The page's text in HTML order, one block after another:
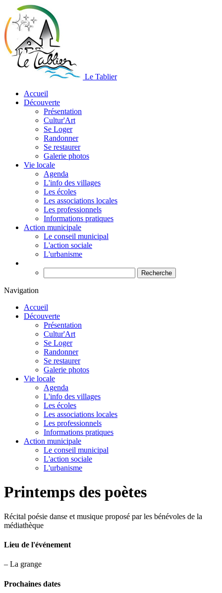
Le Tablier
Accueil
Découverte
Présentation
Cultur'Art
Se Loger
Randonner
Se restaurer
Galerie photos
Vie locale
Agenda
L'info des villages
Les écoles
Les associations locales
Les professionnels
Informations pratiques
Action municipale
Le conseil municipal
L'action sociale
L'urbanisme
Recherche
Navigation
Accueil
Découverte
Présentation
Cultur'Art
Se Loger
Randonner
Se restaurer
Galerie photos
Vie locale
Agenda
L'info des villages
Les écoles
Les associations locales
Les professionnels
Informations pratiques
Action municipale
Le conseil municipal
L'action sociale
L'urbanisme
Printemps des poètes
Récital poésie danse et musique proposé par les bénévoles de la
médiathèque
Lieu de l'événement
– La grange
Prochaines dates